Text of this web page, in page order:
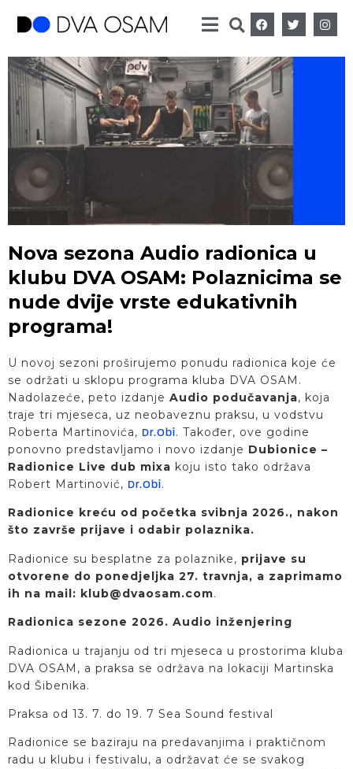
Nova sezona Audio radionica u
klubu DVA OSAM: Polaznicima se
nude dvije vrste edukativnih
programa!
U novoj sezoni proširujemo ponudu radionica koje će
se održati u sklopu programa kluba DVA OSAM.
Nadolazeće, peto izdanje Audio podučavanja, koja
traje tri mjeseca, uz neobaveznu praksu, u vodstvu
Roberta Martinovića, Dr.Obi. Također, ove godine
ponovno predstavljamo i novo izdanje Dubionice –
Radionice Live dub mixa koju isto tako održava
Robert Martinović, Dr.Obi.
Radionice kreću od početka svibnja 2026., nakon
što završe prijave i odabir polaznika.
Radionice su besplatne za polaznike, prijave su
otvorene do ponedjeljka 27. travnja, a zaprimamo
ih na mail: klub@dvaosam.com.
Radionica sezone 2026. Audio inženjering
Radionica u trajanju od tri mjeseca u prostorima kluba
DVA OSAM, a praksa se održava na lokaciji Martinska
kod Šibenika.
Praksa od 13. 7. do 19. 7 Sea Sound festival
Radionice se baziraju na predavanjima i praktičnom
radu u klubu i festivalu, a održavat će se svakog